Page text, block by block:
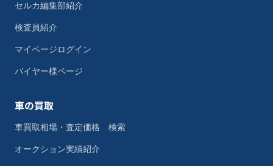
セルカ編集部紹介
検査員紹介
マイページログイン
バイヤー様ページ
車の買取
車買取相場・査定価格 検索
オークション実績紹介